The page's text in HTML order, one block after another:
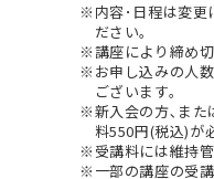
内容･日程は変更
ださい。
講座により締め
お申し込みの人
ございます。
新入会の方､また
料550円(税込)が
受講料には維持
一部の講座の受